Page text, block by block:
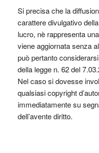
Si precisa che la
carattere divulgativo
lucro, nè rappresenta
viene aggiornata senza
può pertanto
della legge n. 62 del
Nel caso si dovesse
qualsiasi copyright
immediatamente su
dell’avente diritto.